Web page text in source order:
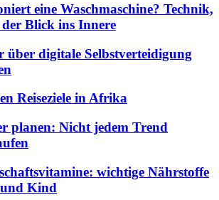
eine Waschmaschine? Technik,
Blick ins Innere
über digitale Selbstverteidigung
Reiseziele in Afrika
planen: Nicht jedem Trend
wichtige Nährstoffe
Kind